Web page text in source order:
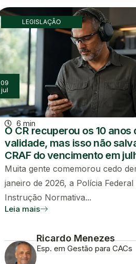
LEGISLAÇÃO
09
jul
6 min
O CR recuperou os 10 anos
validade, mas isso não
CRAF do vencimento em
Muita gente comemorou cedo
janeiro de 2026, a Polícia
Instrução Normativa...
Leia mais
Ricardo Menezes
Esp. em Gestão para CACs